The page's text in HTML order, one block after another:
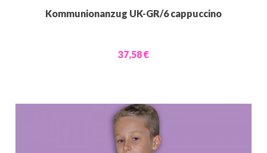
Kommunionanzug UK-GR/6 cappuccino
37,58 €